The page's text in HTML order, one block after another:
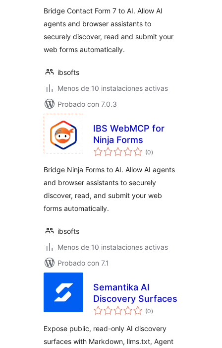
Bridge Contact Form 7 to AI. Allow AI
agents and browser assistants to
securely discover, read and submit your
web forms automatically.
ibsofts
Menos de 10 instalaciones activas
Probado con 7.0.3
IBS WebMCP for
Ninja Forms
(0total
de
)
Bridge Ninja Forms to AI. Allow AI agents
and browser assistants to securely
discover, read, and submit your web
forms automatically.
ibsofts
Menos de 10 instalaciones activas
Probado con 7.1
Semantika AI
Discovery Surfaces
(0total
de
)
Expose public, read-only AI discovery
surfaces with Markdown, llms.txt, Agent